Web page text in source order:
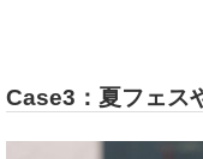
Case3：夏フェス